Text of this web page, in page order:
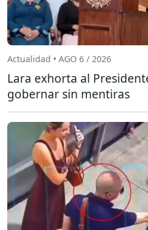
Actualidad • AGO 6 / 2026
Lara exhorta al
gobernar sin mentiras